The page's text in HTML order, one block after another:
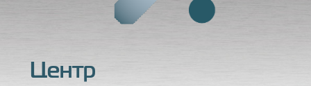
Центр